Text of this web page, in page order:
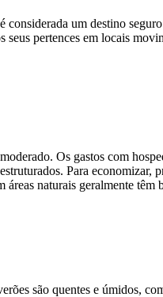
considerada um destino
seus pertences em locais
Os gastos com
Para
naturais geralmente têm
são quentes e úmidos,